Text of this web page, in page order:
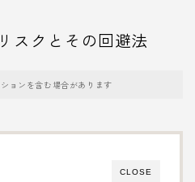
スクとその回避法
ョンを含む場合があります
CLOSE